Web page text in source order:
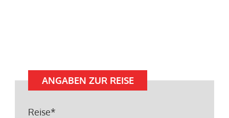
ANGABEN ZUR REISE
Reise*